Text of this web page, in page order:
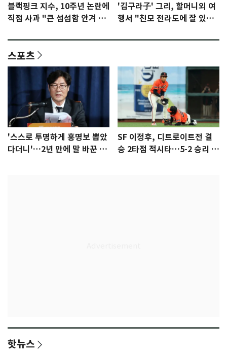
블랙핑크 지수, 10주년 논란에
직접 사과 "큰 섭섭함 안겨 미
'김구라子' 그리, 할머니외 여
행서 "친모 전라도에 잘 있
스포츠
'스스로 투명하게 홍명보 뽑았
다더니'…2년 만에 말 바꾼 이
SF 이정후, 디트로이트전 결
승 2타점 적시타…5-2 승리 견
핫뉴스